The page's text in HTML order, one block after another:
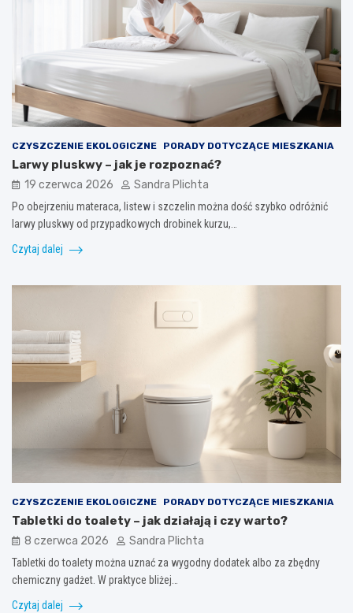
CZYSZCZENIE EKOLOGICZNE PORADY DOTYCZĄCE MIESZKANIA
Larwy pluskwy – jak je rozpoznać?
19 czerwca 2026 Sandra Plichta
Po obejrzeniu materaca, listew i szczelin można dość szybko odróżnić
larwy pluskwy od przypadkowych drobinek kurzu,…
Czytaj dalej
CZYSZCZENIE EKOLOGICZNE PORADY DOTYCZĄCE MIESZKANIA
Tabletki do toalety – jak działają i czy warto?
8 czerwca 2026 Sandra Plichta
Tabletki do toalety można uznać za wygodny dodatek albo za zbędny
chemiczny gadżet. W praktyce bliżej…
Czytaj dalej